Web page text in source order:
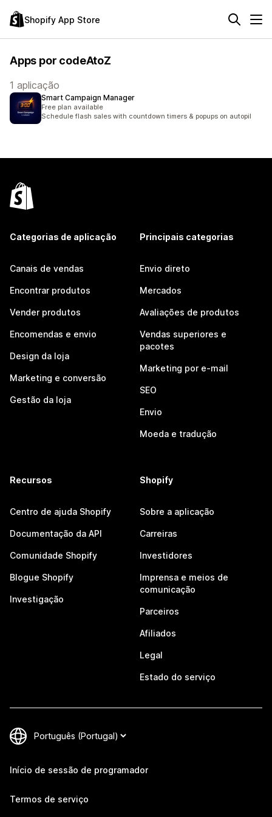
Shopify App Store
Apps por codeAtoZ
1 aplicação
Smart Campaign Manager
Free plan available
Schedule flash sales with countdown timers & popups on autopil
Categorias de aplicação
Canais de vendas
Encontrar produtos
Vender produtos
Encomendas e envio
Design da loja
Marketing e conversão
Gestão da loja
Principais categorias
Envio direto
Mercados
Avaliações de produtos
Vendas superiores e
pacotes
Marketing por e-mail
SEO
Envio
Moeda e tradução
Recursos
Centro de ajuda Shopify
Documentação da API
Comunidade Shopify
Blogue Shopify
Investigação
Shopify
Sobre a aplicação
Carreiras
Investidores
Imprensa e meios de
comunicação
Parceiros
Afiliados
Legal
Estado do serviço
Início de sessão de programador
Termos de serviço